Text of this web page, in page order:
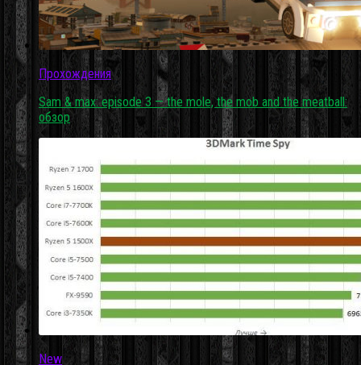
Прохождения
Sam & max: episode 3 — the mole, the mob and the meatball:
обзор
New